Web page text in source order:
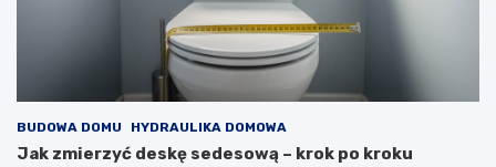
BUDOWA DOMU HYDRAULIKA DOMOWA
Jak zmierzyć deskę sedesową – krok po kroku